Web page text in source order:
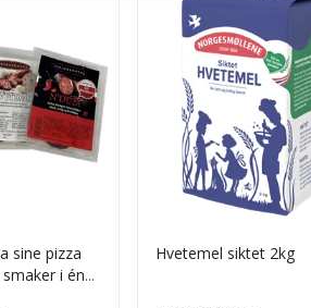
sine pizza
i én
Hvetemel siktet 2kg